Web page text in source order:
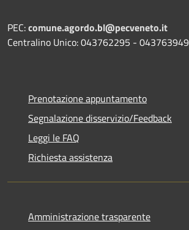
PEC:comune.agordo.bl@pecveneto.it
Centralino Unico: 043762295 - 043763949
Prenotazione appuntamento
Segnalazione disservizio/Feedback
Leggi le FAQ
Richiesta assistenza
Amministrazione trasparente